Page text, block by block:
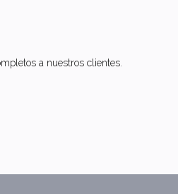
a nuestros clientes.